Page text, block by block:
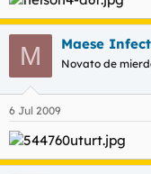
M Maese
Novato de
6 Jul 2009